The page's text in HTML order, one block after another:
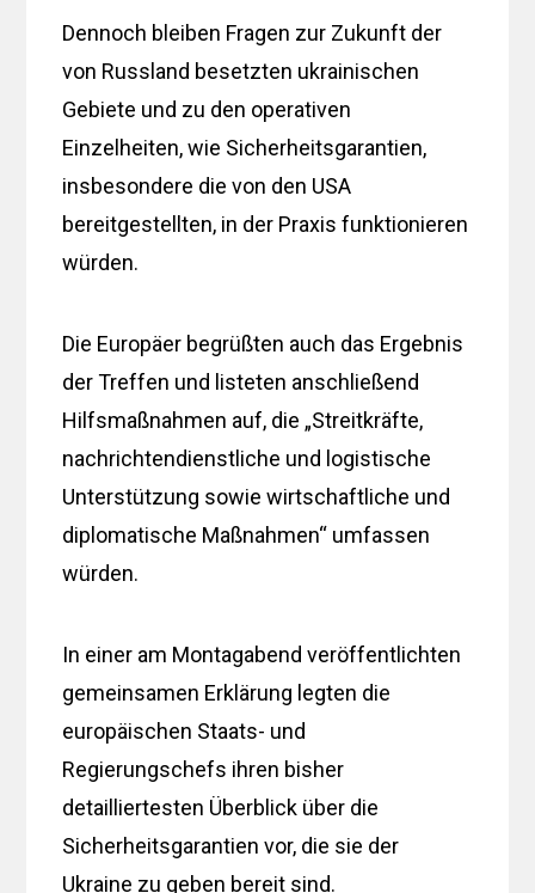
Dennoch bleiben Fragen zur Zukunft der
von Russland besetzten ukrainischen
Gebiete und zu den operativen
Einzelheiten, wie Sicherheitsgarantien,
insbesondere die von den USA
bereitgestellten, in der Praxis funktionieren
würden.
Die Europäer begrüßten auch das Ergebnis
der Treffen und listeten anschließend
Hilfsmaßnahmen auf, die „Streitkräfte,
nachrichtendienstliche und logistische
Unterstützung sowie wirtschaftliche und
diplomatische Maßnahmen“ umfassen
würden.
In einer am Montagabend veröffentlichten
gemeinsamen Erklärung legten die
europäischen Staats- und
Regierungschefs ihren bisher
detailliertesten Überblick über die
Sicherheitsgarantien vor, die sie der
Ukraine zu geben bereit sind.